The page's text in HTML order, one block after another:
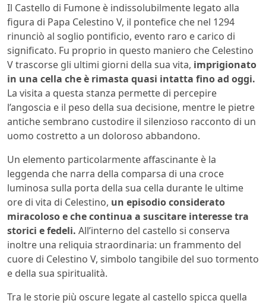
Il Castello di Fumone è indissolubilmente legato alla
figura di Papa Celestino V, il pontefice che nel 1294
rinunciò al soglio pontificio, evento raro e carico di
significato. Fu proprio in questo maniero che Celestino
V trascorse gli ultimi giorni della sua vita, imprigionato
in una cella che è rimasta quasi intatta fino ad oggi.
La visita a questa stanza permette di percepire
l’angoscia e il peso della sua decisione, mentre le pietre
antiche sembrano custodire il silenzioso racconto di un
uomo costretto a un doloroso abbandono.
Un elemento particolarmente affascinante è la
leggenda che narra della comparsa di una croce
luminosa sulla porta della sua cella durante le ultime
ore di vita di Celestino, un episodio considerato
miracoloso e che continua a suscitare interesse tra
storici e fedeli. All’interno del castello si conserva
inoltre una reliquia straordinaria: un frammento del
cuore di Celestino V, simbolo tangibile del suo tormento
e della sua spiritualità.
Tra le storie più oscure legate al castello spicca quella